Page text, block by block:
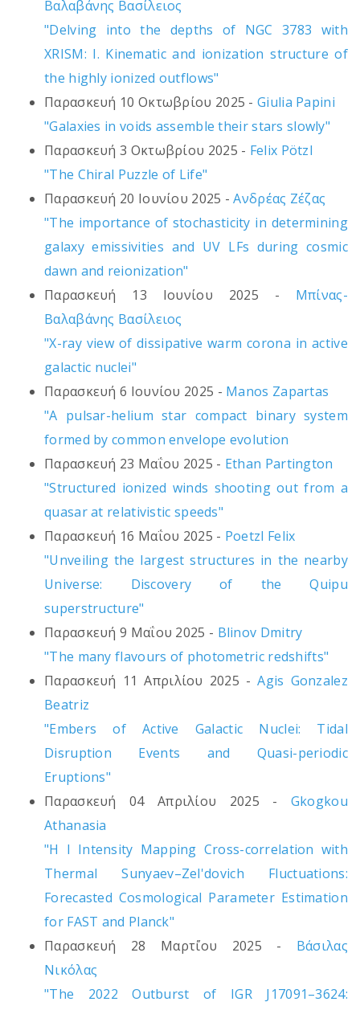
Βαλαβάνης Βασίλειος
"Delving into the depths of NGC 3783 with
XRISM: I. Kinematic and ionization structure of
the highly ionized outflows"
Παρασκευή 10 Οκτωβρίου 2025 -Giulia Papini
"Galaxies in voids assemble their stars slowly"
Παρασκευή 3 Οκτωβρίου 2025 - Felix Pötzl
"The Chiral Puzzle of Life"
Παρασκευή 20 Ιουνίου 2025 -Ανδρέας Ζέζας
"The importance of stochasticity in determining
galaxy emissivities and UV LFs during cosmic
dawn and reionization"
Παρασκευή 13 Ιουνίου 2025 - Μπίνας-
Βαλαβάνης Βασίλειος
"X-ray view of dissipative warm corona in active
galactic nuclei"
Παρασκευή 6 Ιουνίου 2025 - Manos Zapartas
"A pulsar-helium star compact binary system
formed by common envelope evolution
Παρασκευή 23 Μαΐου 2025 - Ethan Partington
"Structured ionized winds shooting out from a
quasar at relativistic speeds"
Παρασκευή 16 Μαΐου 2025 - Poetzl Felix
"Unveiling the largest structures in the nearby
Universe: Discovery of the Quipu
superstructure"
Παρασκευή 9 Μαΐου 2025 - Blinov Dmitry
"The many flavours of photometric redshifts"
Παρασκευή 11 Απριλίου 2025 -Agis Gonzalez
Beatriz
"Embers of Active Galactic Nuclei: Tidal
Disruption Events and Quasi-periodic
Eruptions"
Παρασκευή 04 Απριλίου 2025 - Gkogkou
Athanasia
"H I Intensity Mapping Cross-correlation with
Thermal Sunyaev–Zel'dovich Fluctuations:
Forecasted Cosmological Parameter Estimation
for FAST and Planck"
Παρασκευή 28 Μαρτ΄ίου 2025 - Βάσιλας
Νικόλας
"The 2022 Outburst of IGR J17091–3624: